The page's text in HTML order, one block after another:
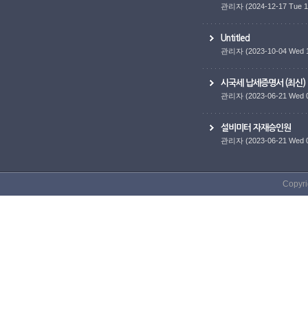
관리자 (2024-12-17 Tue
Untitled
관리자 (2023-10-04 Wed
시국세 납세증명서 (최신)
관리자 (2023-06-21 Wed
설비미터 자재승인원
관리자 (2023-06-21 Wed